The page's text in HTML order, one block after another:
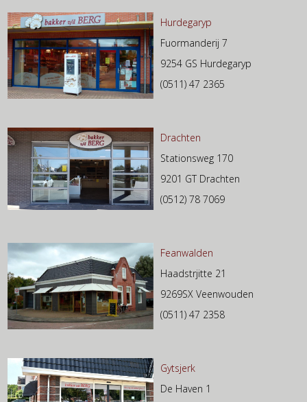
Hurdegaryp
Fuormanderij 7
9254 GS Hurdegaryp
(0511) 47 2365
Drachten
Stationsweg 170
9201 GT Drachten
(0512) 78 7069
Feanwalden
Haadstrjitte 21
9269SX Veenwouden
(0511) 47 2358
Gytsjerk
De Haven 1